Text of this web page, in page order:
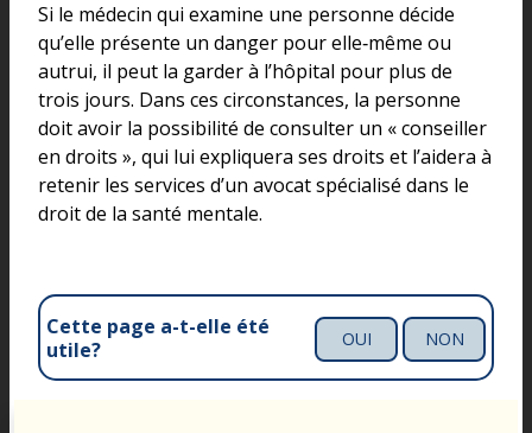
Si le médecin qui examine une personne décide
qu’elle présente un danger pour elle‑même ou
autrui, il peut la garder à l’hôpital pour plus de
trois jours. Dans ces circonstances, la personne
doit avoir la possibilité de consulter un « conseiller
en droits », qui lui expliquera ses droits et l’aidera à
retenir les services d’un avocat spécialisé dans le
droit de la santé mentale.
Cette page a-t-elle été
utile?
OUI NON